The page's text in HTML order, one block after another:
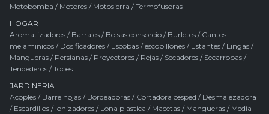
Motobomba / Motores / Motosierra /Termofusoras
HOGAR
Aromatizadores / Barrales / Bolsas consorcio / Burletes / Cantos
melaminicos / Dosificadores / Escobas / escobillones / Estantes / Lingas /
Mangueras / Persianas / Proyectores / Rejas / Secadores / Secarropas /
Tendederos /Topes
JARDINERIA
Acoples / Barre hojas / Bordeadoras / Cortadora cesped / Desmalezadora
/ Escardillos / Ionizadores / Lona plastica / Macetas / Mangueras / Media